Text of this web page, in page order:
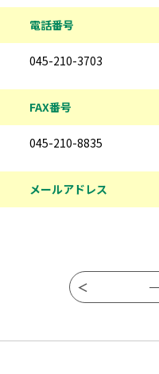
電話番号
045-210-3703
FAX番号
045-210-8835
メールアドレス